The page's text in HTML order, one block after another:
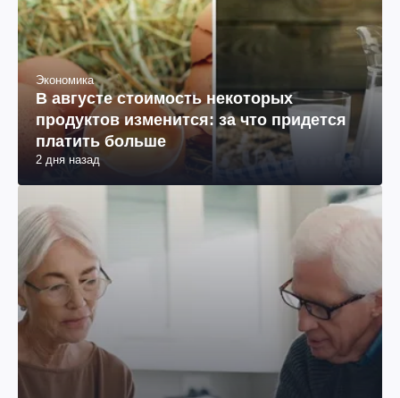
Экономика
В августе стоимость некоторых
продуктов изменится: за что придется
платить больше
2 дня назад